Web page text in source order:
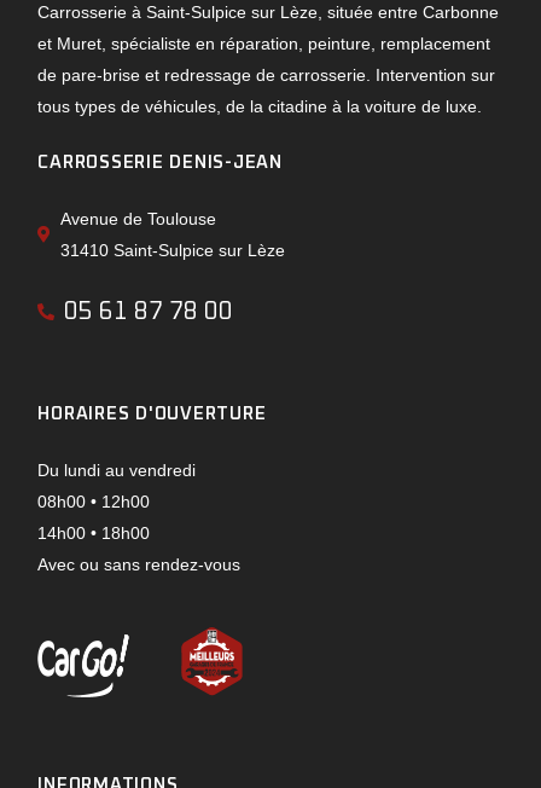
Carrosserie à Saint-Sulpice sur Lèze, située entre Carbonne
et Muret, spécialiste en réparation, peinture, remplacement
de pare-brise et redressage de carrosserie. Intervention sur
tous types de véhicules, de la citadine à la voiture de luxe.
CARROSSERIE DENIS-JEAN
Avenue de Toulouse
31410 Saint-Sulpice sur Lèze
05 61 87 78 00
HORAIRES D'OUVERTURE
Du lundi au vendredi
08h00 • 12h00
14h00 • 18h00
Avec ou sans rendez-vous